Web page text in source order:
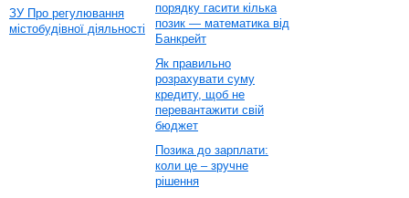
ЗУ Про регулювання
містобудівної діяльності
порядку гасити кілька
позик — математика від
Банкрейт
Як правильно
розрахувати суму
кредиту, щоб не
перевантажити свій
бюджет
Позика до зарплати:
коли це – зручне
рішення